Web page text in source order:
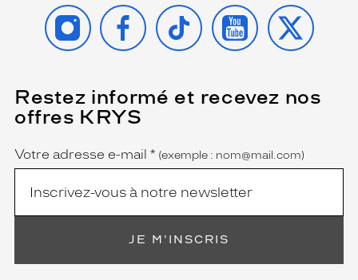
INSTAGRAMFACEBOOK
TIKTOK YOUTUBE
X
Restez informé et recevez nos
offres KRYS
Name
Votre adresse e-mail *
(Ce
champ
est
(exemple : nom@mail.com)
JE M'INSCRIS